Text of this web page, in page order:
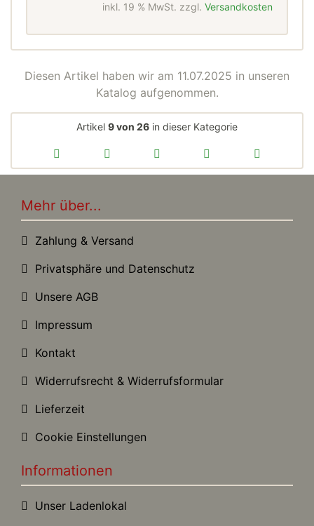
inkl. 19 % MwSt. zzgl. Versandkosten
Diesen Artikel haben wir am 11.07.2025 in unseren
Katalog aufgenommen.
Artikel 9 von 26 in dieser Kategorie
Mehr über...
Zahlung & Versand
Privatsphäre und Datenschutz
Unsere AGB
Impressum
Kontakt
Widerrufsrecht & Widerrufsformular
Lieferzeit
Cookie Einstellungen
Informationen
Unser Ladenlokal